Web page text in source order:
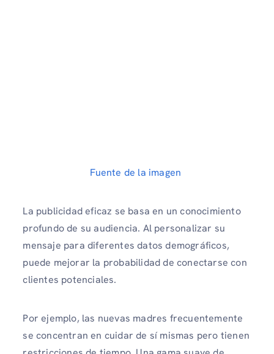
Fuente de la imagen
La publicidad eficaz se basa en un conocimiento
profundo de su audiencia. Al personalizar su
mensaje para diferentes datos demográficos,
puede mejorar la probabilidad de conectarse con
clientes potenciales.
Por ejemplo, las nuevas madres frecuentemente
se concentran en cuidar de sí mismas pero tienen